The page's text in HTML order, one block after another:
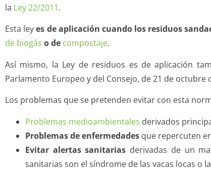
la Ley 22/2011.
Esta leyes de aplicación cuando los residuos
de biogás ode compostaje.
Así mismo, la Ley de residuos es de aplicación
Parlamento Europeo y del Consejo, de 21 de octubre
Los problemas que se pretenden evitar con esta
Problemas medioambientales derivados
Problemas de enfermedades que repercuten
Evitar alertas sanitarias derivadas de un
sanitarias son el síndrome de las vacas locas o